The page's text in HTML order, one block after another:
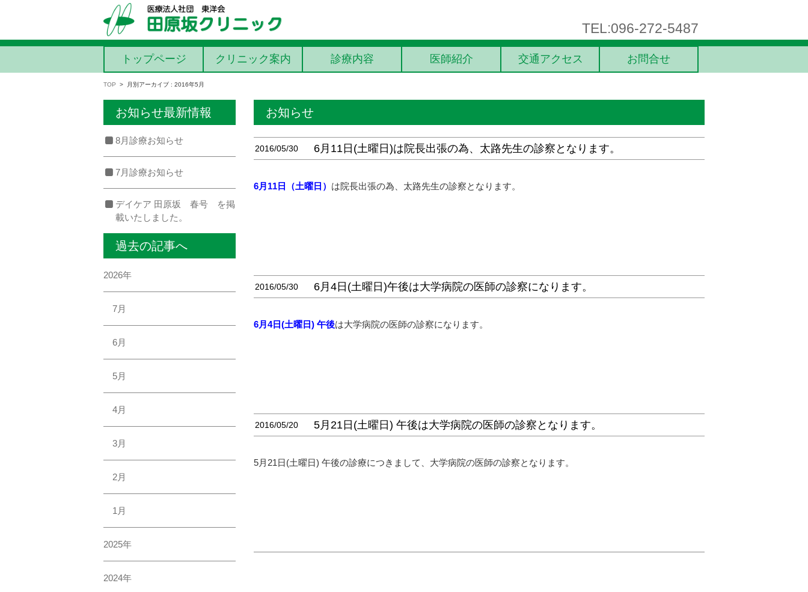
TEL:096-272-5487
コンテンツに移動
トップページ クリニック案内 診療内容 医師紹介 交通アクセス お問合せ
TOP > 月別アーカイブ : 2016年5月
お知らせ
2016/05/30 6月11日(土曜日)は院長出張の為、太路先生の診察となります。
6月11日（土曜日） は院長出張の為、太路先生の診察となります。
2016/05/30 6月4日(土曜日)午後は大学病院の医師の診察になります。
6月4日(土曜日) 午後は大学病院の医師の診察になります。
2016/05/20 5月21日(土曜日) 午後は大学病院の医師の診察となります。
5月21日(土曜日) 午後の診療につきまして、大学病院の医師の診察となります。
お知らせ最新情報
8月診療お知らせ
7月診療お知らせ
デイケア 田原坂 春号 を掲
載いたしました。
過去の記事へ
2026年
7月
6月
5月
4月
3月
2月
1月
2025年
2024年